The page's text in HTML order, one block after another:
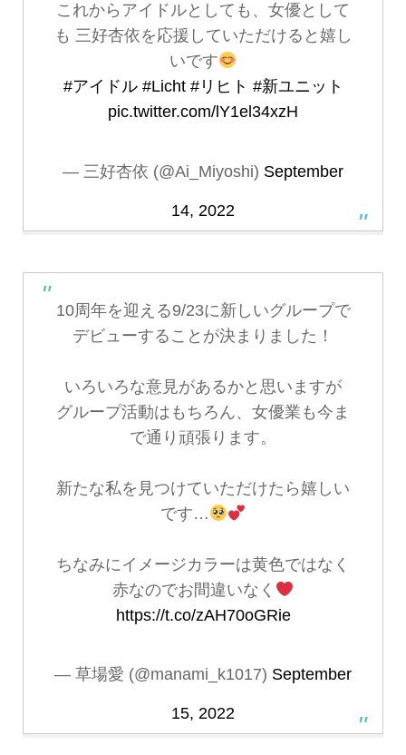
これからアイドルとしても、女優として
も 三好杏依を応援していただけると嬉し
いです
#アイドル #Licht #リヒト #新ユニット
pic.twitter.com/lY1el34xzH
— 三好杏依 (@Ai_Miyoshi) September
14, 2022
10周年を迎える9/23に新しいグループで
デビューすることが決まりました！
いろいろな意見があるかと思いますが
グループ活動はもちろん、女優業も今ま
で通り頑張ります。
新たな私を見つけていただけたら嬉しい
です…
ちなみにイメージカラーは黄色ではなく
赤なのでお間違いなく
https://t.co/zAH70oGRie
— 草場愛 (@manami_k1017) September
15, 2022